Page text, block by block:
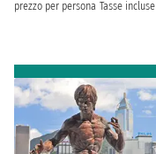
prezzo per persona Tasse incluse